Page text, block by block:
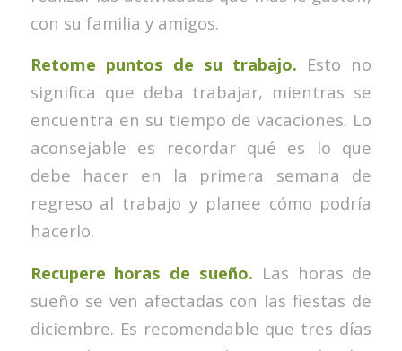
con su familia y amigos.
Retome puntos de su trabajo. Esto no
significa que deba trabajar, mientras se
encuentra en su tiempo de vacaciones. Lo
aconsejable es recordar qué es lo que
debe hacer en la primera semana de
regreso al trabajo y planee cómo podría
hacerlo.
Recupere horas de sueño. Las horas de
sueño se ven afectadas con las fiestas de
diciembre. Es recomendable que tres días